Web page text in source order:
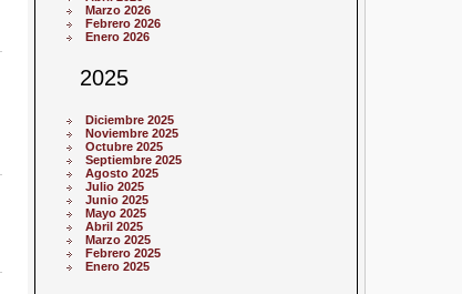
Marzo 2026
Febrero 2026
Enero 2026
2025
Diciembre 2025
Noviembre 2025
Octubre 2025
Septiembre 2025
Agosto 2025
Julio 2025
Junio 2025
Mayo 2025
Abril 2025
Marzo 2025
Febrero 2025
Enero 2025